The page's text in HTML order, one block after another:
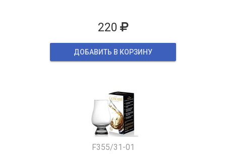
220
ДОБАВИТЬ В КОРЗИНУ
F355/31-01